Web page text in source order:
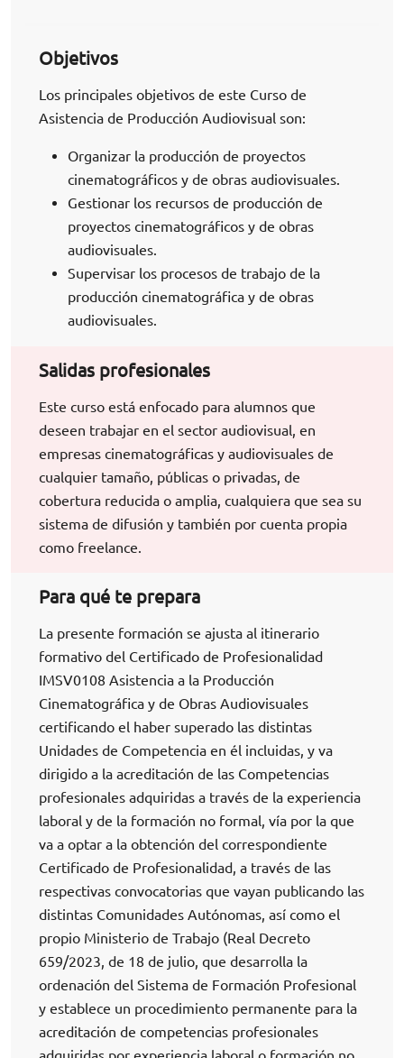
Objetivos
Los principales objetivos de este Curso de
Asistencia de Producción Audiovisual son:
Organizar la producción de proyectos
cinematográficos y de obras audiovisuales.
Gestionar los recursos de producción de
proyectos cinematográficos y de obras
audiovisuales.
Supervisar los procesos de trabajo de la
producción cinematográfica y de obras
audiovisuales.
Salidas profesionales
Este curso está enfocado para alumnos que
deseen trabajar en el sector audiovisual, en
empresas cinematográficas y audiovisuales de
cualquier tamaño, públicas o privadas, de
cobertura reducida o amplia, cualquiera que sea su
sistema de difusión y también por cuenta propia
como freelance.
Para qué te prepara
La presente formación se ajusta al itinerario
formativo del Certificado de Profesionalidad
IMSV0108 Asistencia a la Producción
Cinematográfica y de Obras Audiovisuales
certificando el haber superado las distintas
Unidades de Competencia en él incluidas, y va
dirigido a la acreditación de las Competencias
profesionales adquiridas a través de la experiencia
laboral y de la formación no formal, vía por la que
va a optar a la obtención del correspondiente
Certificado de Profesionalidad, a través de las
respectivas convocatorias que vayan publicando las
distintas Comunidades Autónomas, así como el
propio Ministerio de Trabajo (Real Decreto
659/2023, de 18 de julio, que desarrolla la
ordenación del Sistema de Formación Profesional
y establece un procedimiento permanente para la
acreditación de competencias profesionales